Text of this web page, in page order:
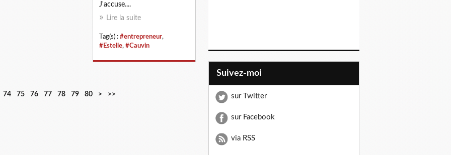
J'accuse....
Lire la suite
Tag(s) : #entrepreneur,
#Estelle, #Cauvin
74 75 76 77 78 79 80
9
1
> >>
Suivez-moi
sur Twitter
sur Facebook
via RSS